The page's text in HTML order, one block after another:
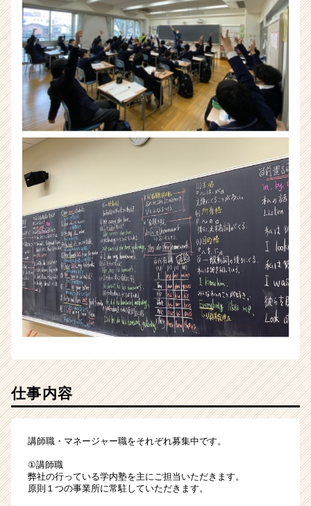
ウ
ト
が
届
く
就
活
サ
イ
ト
ャ
リ
ア
（CheerCareer）
仕事内容
講師職・マネージャー職をそれぞれ募集中です。
①講師職
弊社の行っている学内塾を主にご担当いただきます。
原則１つの事業所に常駐していただきます。